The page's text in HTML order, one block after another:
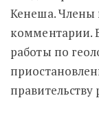
Кенеша. Члены
комментарии.
работы по
правительству